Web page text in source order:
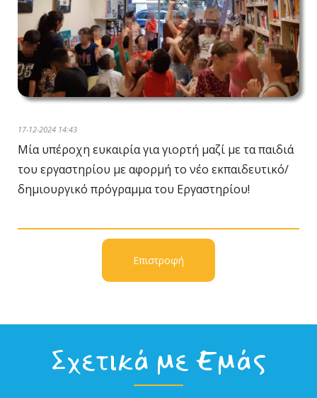
17-12-2024 14:43
Μία υπέροχη ευκαιρία για γιορτή μαζί με τα παιδιά
του εργαστηρίου με αφορμή το νέο εκπαιδευτικό/
δημιουργικό πρόγραμμα του Εργαστηρίου!
Επιστροφή
Σχετικά με Εμάς